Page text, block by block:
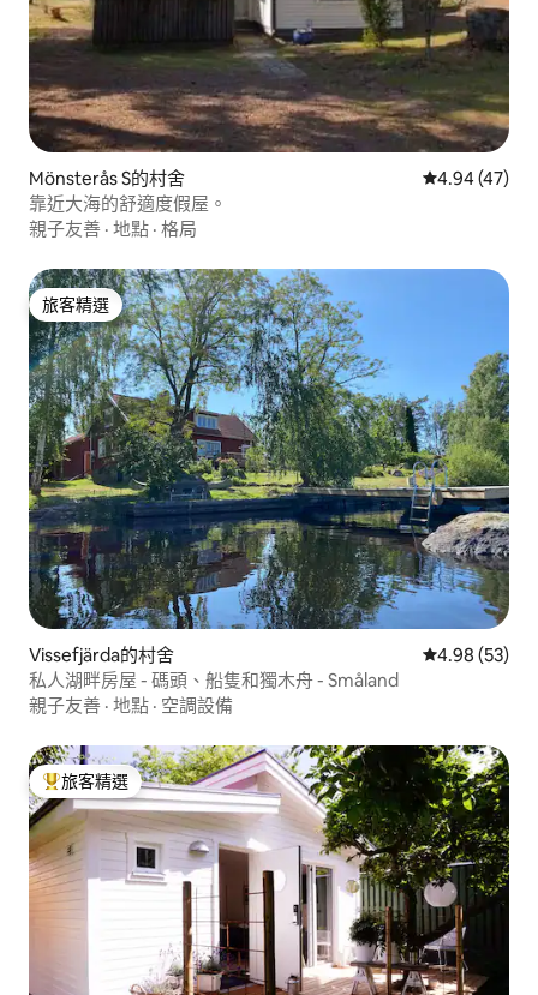
Mönsterås S的村舍 從 47 則評價
4.94 (47)
靠近大海的舒適度假屋。
親子友善 · 地點 · 格局
旅客精選
旅客精選
Vissefjärda的村舍 從 53 則評價
4.98 (53)
私人湖畔房屋 - 碼頭、船隻和獨木舟 - Småland
親子友善 · 地點 · 空調設備
旅客精選榜首
旅客精選